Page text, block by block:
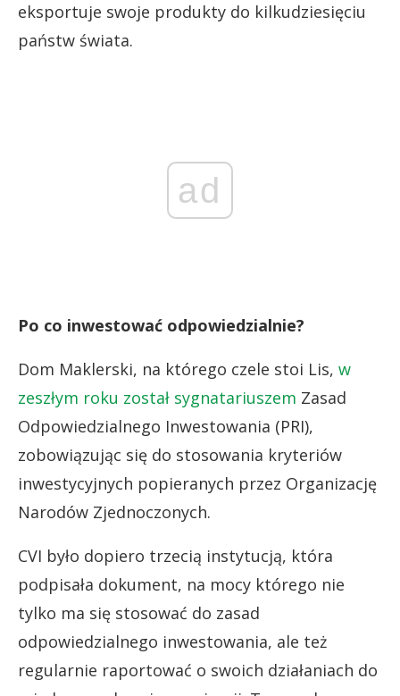
eksportuje swoje produkty do kilkudziesięciu
państw świata.
ad
Po co inwestować odpowiedzialnie?
Dom Maklerski, na którego czele stoi Lis, w
zeszłym roku został sygnatariuszem Zasad
Odpowiedzialnego Inwestowania (PRI),
zobowiązując się do stosowania kryteriów
inwestycyjnych popieranych przez Organizację
Narodów Zjednoczonych.
CVI było dopiero trzecią instytucją, która
podpisała dokument, na mocy którego nie
tylko ma się stosować do zasad
odpowiedzialnego inwestowania, ale też
regularnie raportować o swoich działaniach do